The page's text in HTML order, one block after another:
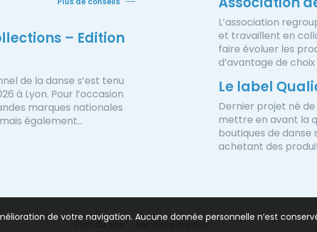
– Edition
de la danse s’est tenu
à Lyon. Pour l’occasion
marques nationales
également…
L’association
et travaillent en
faire évoluer les
d’avantage de
Le label
Dernier projet né de
mettre en avant la
boutiques de danse
achetant des
Plan du site Mentions légales
de votre navigation. Aucune donnée personnelle n’est